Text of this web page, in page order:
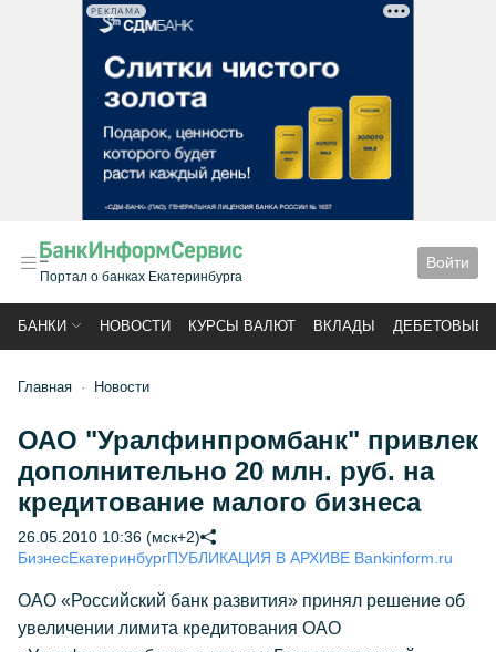
РЕКЛАМА
Портал о банках Екатеринбурга
Войти
БАНКИ НОВОСТИ КУРСЫ ВАЛЮТ ВКЛАДЫ ДЕБЕТОВЫЕ
Главная Новости
ОАО "Уралфинпромбанк" привлек
дополнительно 20 млн. руб. на
кредитование малого бизнеса
26.05.2010 10:36 (мск+2)
БизнесЕкатеринбургПУБЛИКАЦИЯ В АРХИВЕ Bankinform.ru
ОАО «Российский банк развития» принял решение об
увеличении лимита кредитования ОАО